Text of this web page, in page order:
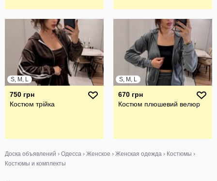
S, M, L
750 грн
Костюм трійка
S, M, L
670 грн
Костюм плюшевий велюр
Доска объявлений › Одесса › Женское › Женская одежда › Костюмы ›
Костюмы и комплекты